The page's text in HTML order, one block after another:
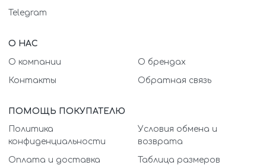
Telegram
О НАС
О компании О брендах
Контакты Обратная связь
ПОМОЩЬ ПОКУПАТЕЛЮ
Политика
конфиденциальности
Условия обмена и
возврата
Оплата и доставка Таблица размеров